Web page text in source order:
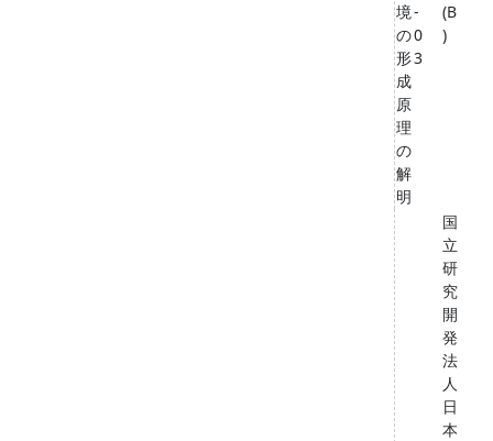
境
の
形
成
原
理
の
解
明
-
0
3
(B
)
国
立
研
究
開
発
法
人
日
本